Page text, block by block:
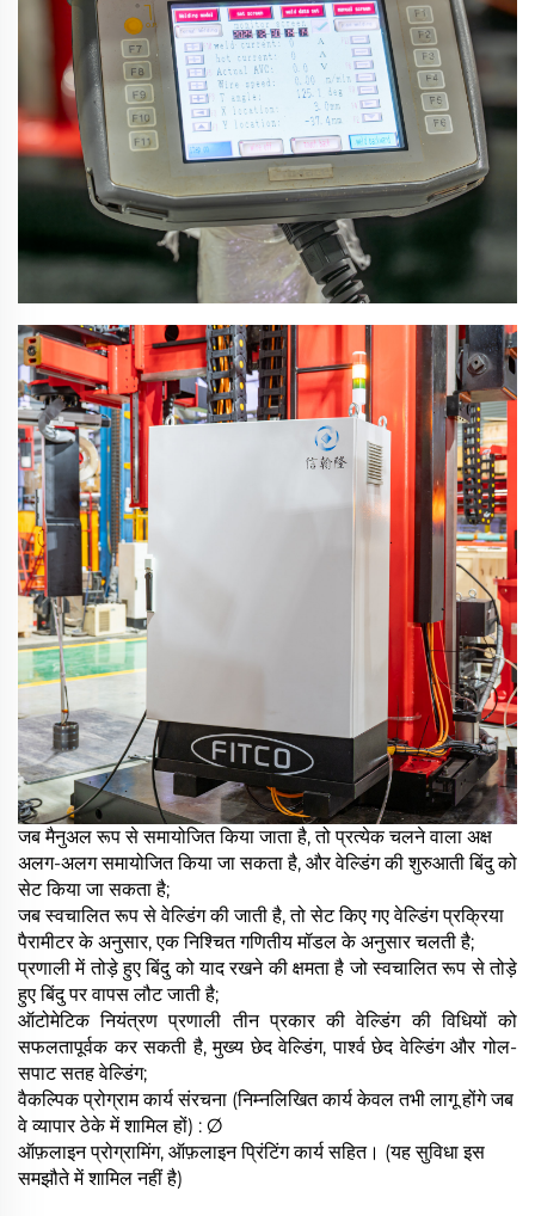
जब मैनुअल रूप से समायोजित किया जाता है, तो प्रत्येक चलने वाला अक्ष
अलग-अलग समायोजित किया जा सकता है, और वेल्डिंग की शुरुआती बिंदु को
सेट किया जा सकता है;
जब स्वचालित रूप से वेल्डिंग की जाती है, तो सेट किए गए वेल्डिंग प्रक्रिया
पैरामीटर के अनुसार, एक निश्चित गणितीय मॉडल के अनुसार चलती है;
प्रणाली में तोड़े हुए बिंदु को याद रखने की क्षमता है जो स्वचालित रूप से तोड़े
हुए बिंदु पर वापस लौट जाती है;
ऑटोमेटिक नियंत्रण प्रणाली तीन प्रकार की वेल्डिंग की विधियों को
सफलतापूर्वक कर सकती है, मुख्य छेद वेल्डिंग, पार्श्व छेद वेल्डिंग और गोल-
सपाट सतह वेल्डिंग;
वैकल्पिक प्रोग्राम कार्य संरचना (निम्नलिखित कार्य केवल तभी लागू होंगे जब
वे व्यापार ठेके में शामिल हों) : Ø
ऑफ़लाइन प्रोग्रामिंग, ऑफ़लाइन प्रिंटिंग कार्य सहित। (यह सुविधा इस
समझौते में शामिल नहीं है)